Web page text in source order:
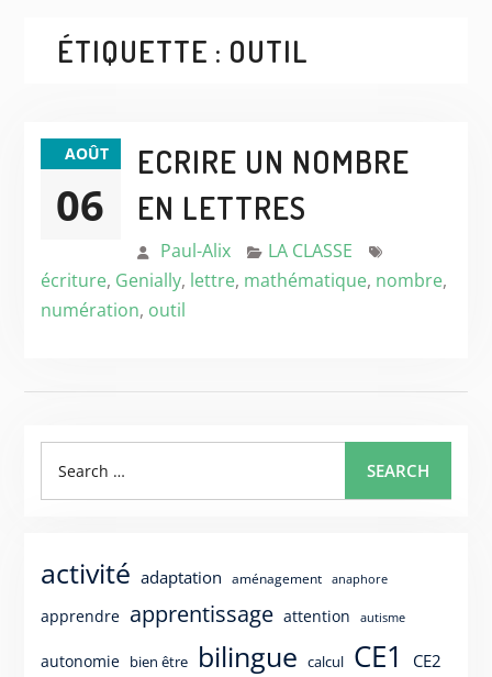
ÉTIQUETTE : OUTIL
AOÛT
06
ECRIRE UN NOMBRE
EN LETTRES
Paul-Alix
LA CLASSE
écriture, Genially, lettre, mathématique, nombre,
numération, outil
for:
SEARCH
activité adaptation aménagement anaphore
apprendre apprentissage attention autisme
autonomie bien être bilingue calcul CE1 CE2